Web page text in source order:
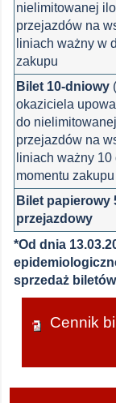
nielimitowanej
przejazdów na
liniach ważny w
zakupu
Bilet 10-dniowy
okaziciela
do
przejazdów na
liniach ważny 10
momentu zakupu
Bilet papierowy
przejazdowy
*Od dnia
sprzedaż
Cennik